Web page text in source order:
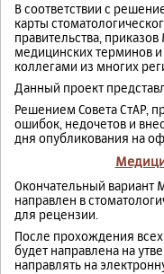
В соответствии с
карты
правительства,
медицинских терминов
коллегами из многих
Данный проект
Решением Совета СтАР,
ошибок, недочетов и
дня опубликования на
Окончательный вариант
направлен в
для рецензии.
После прохождения
будет направлена на
направлять на